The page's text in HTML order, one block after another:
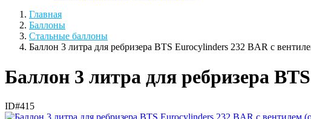
Главная
Баллоны
Стальные баллоны
Баллон 3 литра для ребризера BTS Eurocylinders 232 BAR с
Баллон 3 литра для ребризера
ID#415